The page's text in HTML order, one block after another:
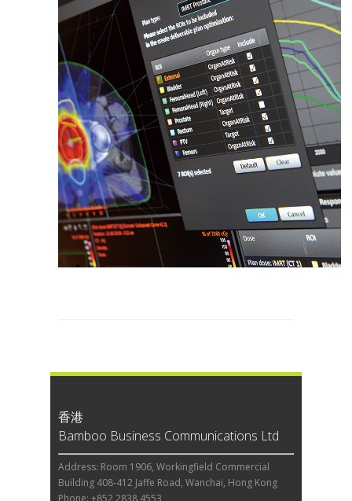
香港
Bamboo Business Communications Ltd
Address: Room 1906, Workingfield Commercial
Building 408-412 Jaffe Road, Wanchai, Hong Kong
Phone: +852 2838 4553